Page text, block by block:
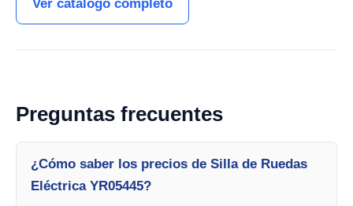
Ver catálogo completo
Preguntas frecuentes
¿Cómo saber los precios de Silla de Ruedas
Eléctrica YR05445?